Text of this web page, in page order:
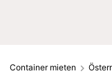
Container mieten